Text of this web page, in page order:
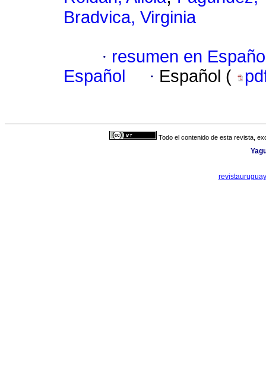
Bradvica, Virginia
· resumen en
Español
· Español (
Todo el contenido de esta revista,